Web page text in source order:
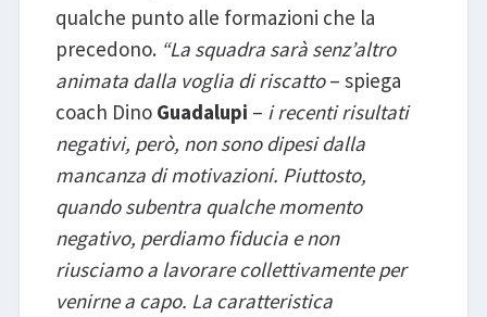
qualche punto alle formazioni che la
precedono.“La squadra sarà senz’altro
animata dalla voglia di riscatto– spiega
coach Dino Guadalupi – i recenti risultati
negativi, però, non sono dipesi dalla
mancanza di motivazioni. Piuttosto,
quando subentra qualche momento
negativo, perdiamo fiducia e non
riusciamo a lavorare collettivamente per
venirne a capo. La caratteristica